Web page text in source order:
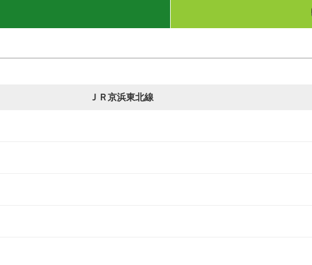
ＪＲ京浜東北線